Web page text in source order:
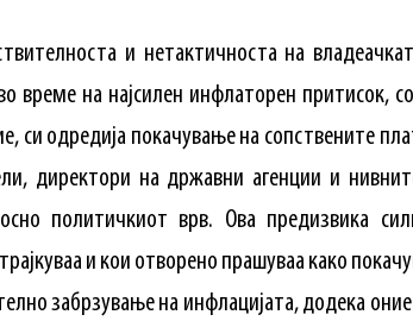
и нетактичноста на
време на најсилен инфлаторен притисок,
си одредија покачување на сопствените
директори на државни агенции и
политичкиот врв. Ова предизвика
и кои отворено прашуваа како
забрзување на инфлацијата, додека